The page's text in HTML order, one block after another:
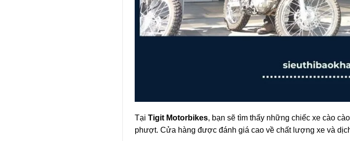
Tại Tigit Motorbikes, bạn sẽ tìm thấy những chiếc xe cào
phượt. Cửa hàng được đánh giá cao về chất lượng xe và